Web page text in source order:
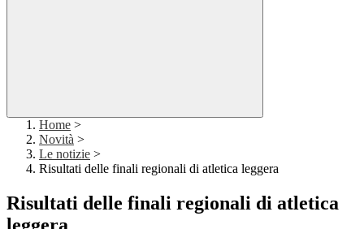
Home >
Novità >
Le notizie >
Risultati delle finali regionali di atletica leggera
Risultati delle finali regionali di atletica